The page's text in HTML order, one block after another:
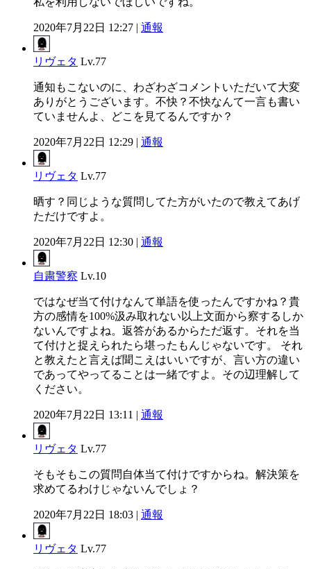
2020年7月22日 12:27 | 通報
リヴェタ Lv.77
通知もこないのに、わざわざコメントいただいて大変
ありがとうございます。不快？不快なんて一言も書い
ていませんよ、どこを見てるんですか？
2020年7月22日 12:29 | 通報
リヴェタ Lv.77
晒す？同じような質問してた方がいたので教えてあげ
ただけですよ。
2020年7月22日 12:30 | 通報
自粛警察 Lv.10
ではなぜ当て付けなんて単語を使ったんですかね？貴
方の感情を100%汲み取れない以上文面から察するしか
ないんですよね。返答があるからただ返す。それを当
て付けと捉えられたら堪ったもんじゃないです。 それ
と教えたと言えば聞こえはいいですが、言い方の違い
であってやってることは一緒ですよ。その辺理解して
ください。
2020年7月22日 13:11 | 通報
リヴェタ Lv.77
そもそもこの質問自体当て付けですからね。解決策を
求めてるわけじゃないんでしょ？
2020年7月22日 18:03 | 通報
リヴェタ Lv.77